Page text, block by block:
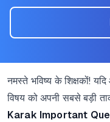
नमस्ते भविष्य के शिक्षकों!
विषय को अपनी सबसे बड़ी
Karak Important